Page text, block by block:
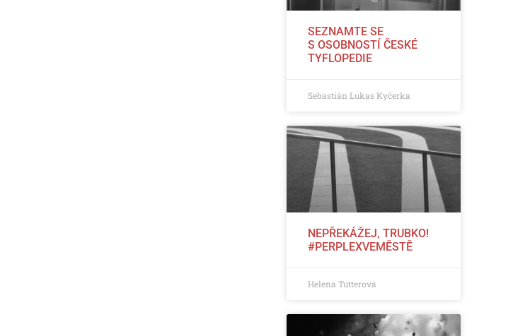
SEZNAMTE SE
S OSOBNOSTÍ ČESKÉ
TYFLOPEDIE
Sebastián Lukas Kyčerka
NEPŘEKÁŽEJ, TRUBKO!
#PERPLEXVEMĚSTĚ
Helena Tutterová